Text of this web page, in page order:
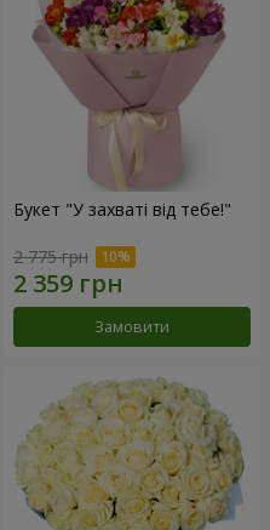
Букет "У захваті від тебе!"
2 775 грн
Замовити